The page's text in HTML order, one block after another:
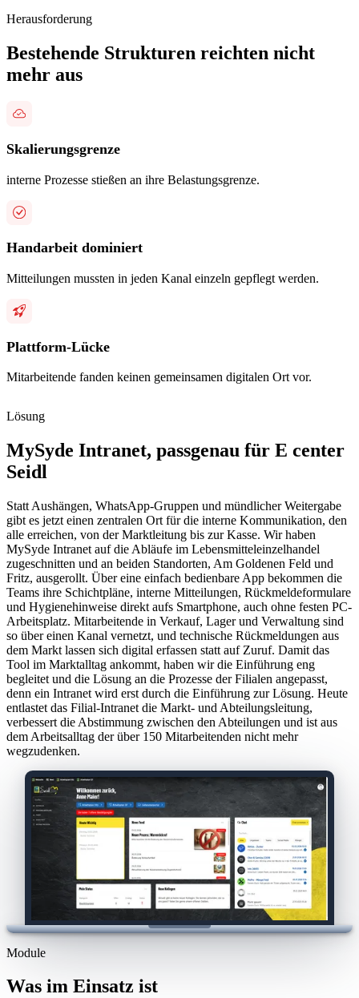
Herausforderung
Bestehende Strukturen reichten nicht
mehr aus
Skalierungsgrenze
interne Prozesse stießen an ihre Belastungsgrenze.
Handarbeit dominiert
Mitteilungen mussten in jeden Kanal einzeln gepflegt werden.
Plattform-Lücke
Mitarbeitende fanden keinen gemeinsamen digitalen Ort vor.
Lösung
MySyde Intranet, passgenau für E center
Seidl
Statt Aushängen, WhatsApp-Gruppen und mündlicher Weitergabe
gibt es jetzt einen zentralen Ort für die interne Kommunikation, den
alle erreichen, von der Marktleitung bis zur Kasse. Wir haben
MySyde Intranet auf die Abläufe im Lebensmitteleinzelhandel
zugeschnitten und an beiden Standorten, Am Goldenen Feld und
Fritz, ausgerollt. Über eine einfach bedienbare App bekommen die
Teams ihre Schichtpläne, interne Mitteilungen, Rückmeldeformulare
und Hygienehinweise direkt aufs Smartphone, auch ohne festen PC-
Arbeitsplatz. Mitarbeitende in Verkauf, Lager und Verwaltung sind
so über einen Kanal vernetzt, und technische Rückmeldungen aus
dem Markt lassen sich digital erfassen statt auf Zuruf. Damit das
Tool im Marktalltag ankommt, haben wir die Einführung eng
begleitet und die Lösung an die Prozesse der Filialen angepasst,
denn ein Intranet wird erst durch die Einführung zur Lösung. Heute
entlastet das Filial-Intranet die Markt- und Abteilungsleitung,
verbessert die Abstimmung zwischen den Abteilungen und ist aus
dem Arbeitsalltag der über 150 Mitarbeitenden nicht mehr
wegzudenken.
Module
Was im Einsatz ist